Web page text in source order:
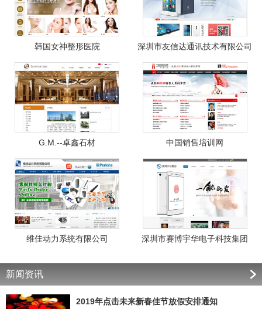
韩国女神整形医院 深圳市友信达通讯技术有限公司
G.M.--卓鑫石材 中国销售培训网
维佳动力系统有限公司 深圳市赛博宇华电子科技集团
新闻资讯
2019年点击未来新春佳节放假安排通知